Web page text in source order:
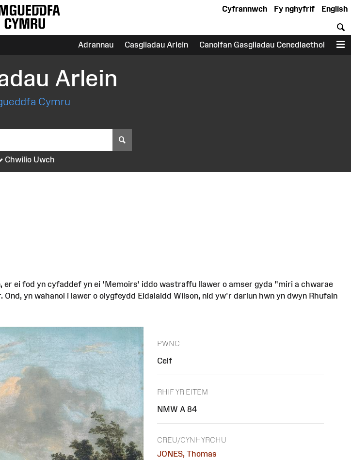
English
Fy nghyfrif
Cyfrannwch
Adrannau Casgliadau Arlein Canolfan Gasgliadau Cenedlaethol
Arlein
Cymru
Chwilio Uwch
ei fod yn cyfaddef yn ei 'Memoirs' iddo wastraffu llawer o amser gyda "miri a chwarae
yn wahanol i lawer o olygfeydd Eidalaidd Wilson, nid yw'r darlun hwn yn dwyn Rhufain
PWNC
Celf
RHIF YR EITEM
NMW A 84
CREU/CYNHYRCHU
JONES, Thomas